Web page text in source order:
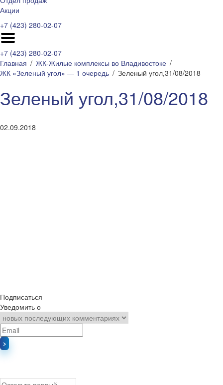
Акции
+7 (423) 280-02-07
+7 (423) 280-02-07
Главная
ЖК-Жилые комплексы во Владивостоке
ЖК «Зеленый угол» — 1 очередь
Зеленый угол,31/08/2018
Зеленый угол,31/08/2018
02.09.2018
Подписаться
Уведомить о